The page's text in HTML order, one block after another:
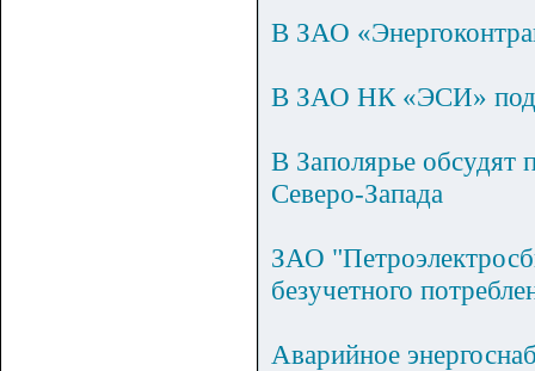
В ЗАО
В ЗАО НК «ЭСИ»
В Заполярье обсудят
Северо-Запада
ЗАО
безучетного
Аварийное